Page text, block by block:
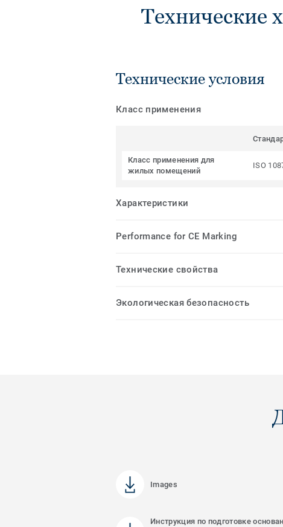
Технические
Технические условия
Класс применения
Класс применения для
жилых помещений
ISO
Характеристики
Performance for CE Marking
Технические свойства
Экологическая безопасность
Images
Инструкция по подготовке